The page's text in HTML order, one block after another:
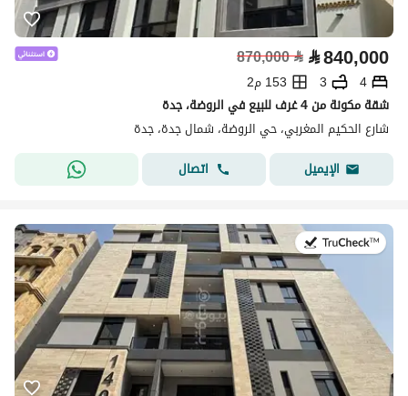
⃁840,000
⃁
870,000
4
3
153 م2
شقة مكونة من 4 غرف للبيع في الروضة، جدة
شارع الحكيم المغربي، حي الروضة، شمال جدة، جدة
الإيميل
اتصال
في:31 يوليو 2026